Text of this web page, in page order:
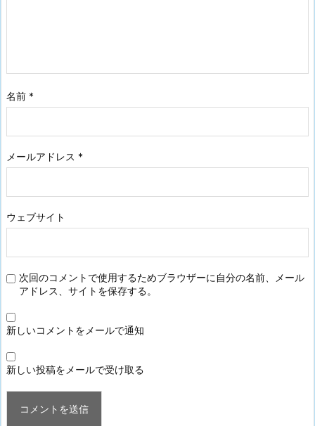
名前 *
メールアドレス *
ウェブサイト
次回のコメントで使用するためブラウザーに自分の名前、メール
アドレス、サイトを保存する。
新しいコメントをメールで通知
新しい投稿をメールで受け取る